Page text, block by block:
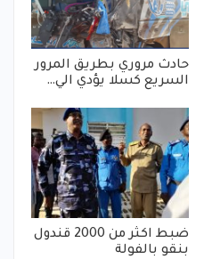
حادث مروري بطريق المرور
السريع كسلا يؤدي الي…
ضبط اكثر من 2000 قندول
بنقو بالفولة